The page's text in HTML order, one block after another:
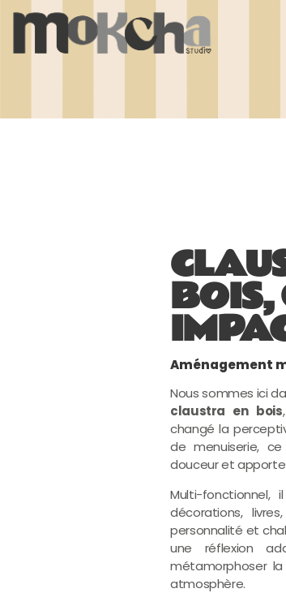
Aménagement
Nous sommes ici
claustra en bois
changé la
de menuiserie,
douceur et
Multi-fonctionnel,
décorations,
personnalité et
une réflexion
métamorphoser
atmosphère.